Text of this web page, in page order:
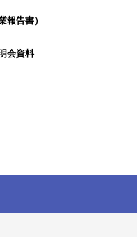
報告書）
会資料